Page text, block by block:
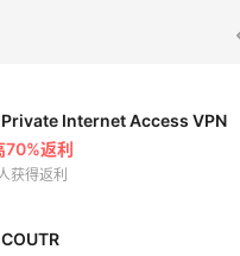
Private Internet Access VPN
70%返利
获得返利
COUTR